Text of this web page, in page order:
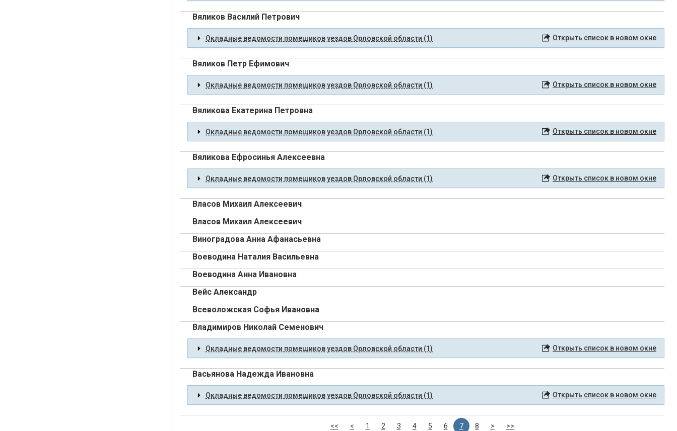
Вяликов Василий Петрович
Окладные ведомости помещиков уездов Орловской области (1) Открыть список в новом окне
Вяликов Петр Ефимович
Окладные ведомости помещиков уездов Орловской области (1) Открыть список в новом окне
Вяликова Екатерина Петровна
Окладные ведомости помещиков уездов Орловской области (1) Открыть список в новом окне
Вяликова Ефросинья Алексеевна
Окладные ведомости помещиков уездов Орловской области (1) Открыть список в новом окне
Власов Михаил Алексеевич
Власов Михаил Алексеевич
Виноградова Анна Афанасьевна
Воеводина Наталия Васильевна
Воеводина Анна Ивановна
Вейс Александр
Всеволожская Софья Ивановна
Владимиров Николай Семенович
Окладные ведомости помещиков уездов Орловской области (1) Открыть список в новом окне
Васьянова Надежда Ивановна
Окладные ведомости помещиков уездов Орловской области (1) Открыть список в новом окне
<< < 1 2 3 4 5 6 7 8 > >>